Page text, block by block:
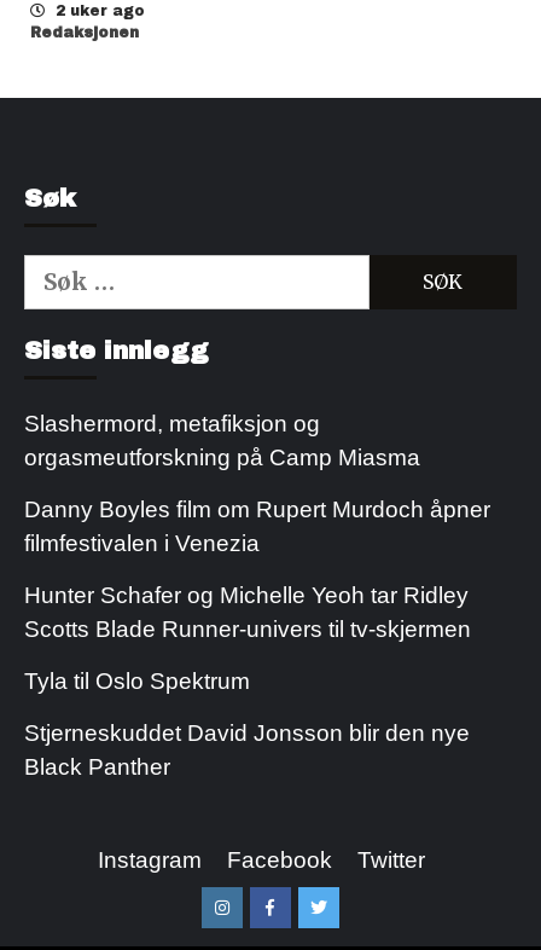
2 uker ago
Redaksjonen
Søk
Søk
etter:
Siste innlegg
Slashermord, metafiksjon og
orgasmeutforskning på Camp Miasma
Danny Boyles film om Rupert Murdoch åpner
filmfestivalen i Venezia
Hunter Schafer og Michelle Yeoh tar Ridley
Scotts Blade Runner-univers til tv-skjermen
Tyla til Oslo Spektrum
Stjerneskuddet David Jonsson blir den nye
Black Panther
Instagram Facebook Twitter
InstagramFacebookTwitter